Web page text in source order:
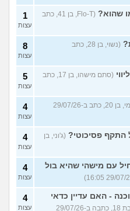
שהוא?
(Flo-T, בן 41, כתב
1
עצות
(נשוי, בן 28, כתב
8
עצות
(סתם מישהו, בן 17, כתב
5
עצות
(אנונימי, בן 20, כתב ב-29/07/26
4
עצות
פסיכוטי? (ג'וני, בן
4
עצות
עם מישהי שהיא בול
4
עצות
- האם עדיין כדאי
(אסראא, בת 18, כתבה ב-29/07/26
4
עצות